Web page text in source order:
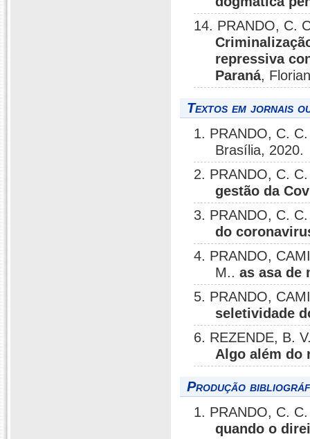
14. PRANDO, C.
repressiva
Paraná,
Textos em jornais
1. PRANDO, C.
Brasília, 2020.
2. PRANDO, C.
gestão da
3. PRANDO, C.
do
4. PRANDO,
M..as asa de
5. PRANDO,
seletividade
6. REZENDE, B.
Algo além do
Produção
1. PRANDO, C.
quando o